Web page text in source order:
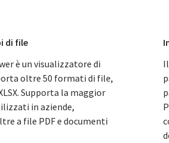
di file
è un visualizzatore di
oltre 50 formati di file,
Supporta la maggior
in aziende,
a file PDF e documenti